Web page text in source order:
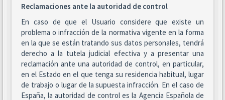
Reclamaciones ante la autoridad de control
En caso de que el Usuario considere que existe un
problema o infracción de la normativa vigente en la forma
en la que se están tratando sus datos personales, tendrá
derecho a la tutela judicial efectiva y a presentar una
reclamación ante una autoridad de control, en particular,
en el Estado en el que tenga su residencia habitual, lugar
de trabajo o lugar de la supuesta infracción. En el caso de
España, la autoridad de control es la Agencia Española de